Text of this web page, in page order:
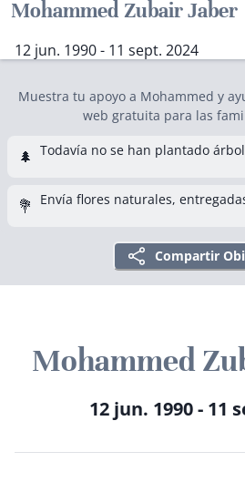
Mohammed Zubair Jaber
12 jun. 1990 - 11 sept. 2024
Muestra tu apoyo a Mohammed y
web gratuita para las
🌲 Todavía no se han plantado
💐 Envía flores naturales,
Compartir
Mohammed
12 jun. 1990 - 11